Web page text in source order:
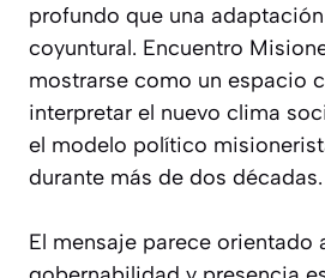
profundo que una
coyuntural. Encuentro
mostrarse como un espacio
interpretar el nuevo clima
el modelo político
durante más de dos décadas.
El mensaje parece orientado